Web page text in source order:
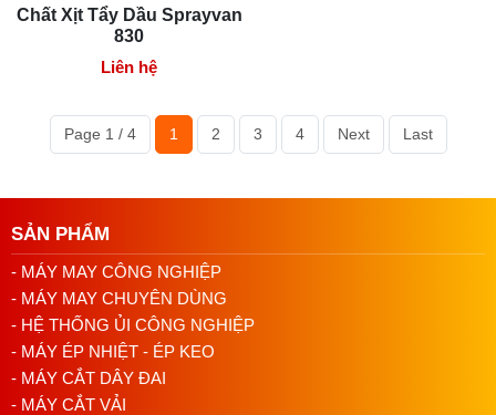
Chú ý khi sử dụng sơn JUKI
Sử dụng sơn trong môi trường thoáng khí, tránh lửa
Chất Xịt Tẩy Dầu Sprayvan
830
Liên hệ
Page 1 / 4 1 2 3 4 Next Last
SẢN PHẨM
- MÁY MAY CÔNG NGHIỆP
- MÁY MAY CHUYÊN DÙNG
- HỆ THỐNG ỦI CÔNG NGHIỆP
- MÁY ÉP NHIỆT - ÉP KEO
- MÁY CẮT DÂY ĐAI
- MÁY CẮT VẢI